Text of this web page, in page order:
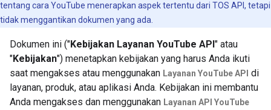
tentang cara YouTube menerapkan aspek tertentu dari TOS API, tetapi
tidak menggantikan dokumen yang ada.
Dokumen ini ("Kebijakan Layanan YouTube API" atau
"Kebijakan") menetapkan kebijakan yang harus Anda ikuti
saat mengakses atau menggunakan Layanan YouTube API di
layanan, produk, atau aplikasi Anda. Kebijakan ini membantu
Anda mengakses dan menggunakan Layanan API YouTube